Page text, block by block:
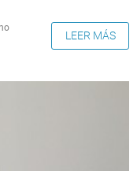
LEER MÁS